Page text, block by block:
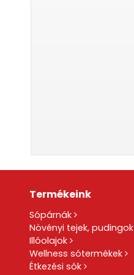
Termékeink
Sópárnák
Növényi tejek, pudingok
Illóolajok
Wellness sótermékek
Étkezési sók